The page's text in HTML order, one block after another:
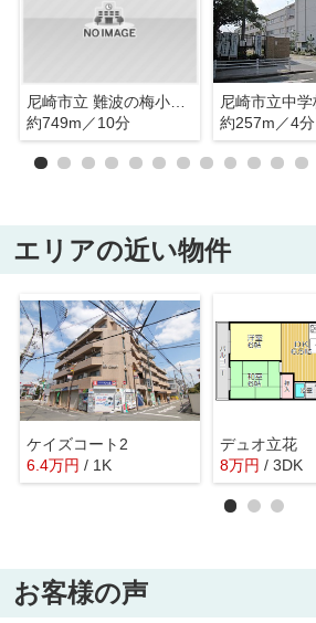
尼崎市立 難波の梅小学校
約749m／10分
約257m／4分
エリアの近い物件
ケイズコート2
6.4万円 / 1K
デュオ立花
8万円 / 3DK
お客様の声